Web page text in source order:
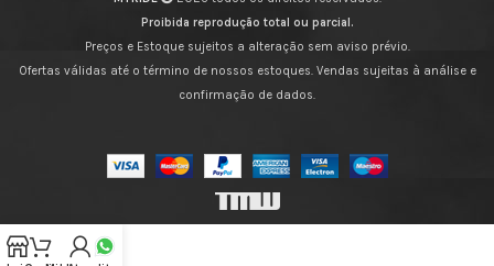
Proibida reprodução total ou parcial.
Preços e Estoque sujeitos a alteração sem aviso prévio.
Ofertas válidas até o término de nossos estoques. Vendas sujeitas à análise e
confirmação de dados.